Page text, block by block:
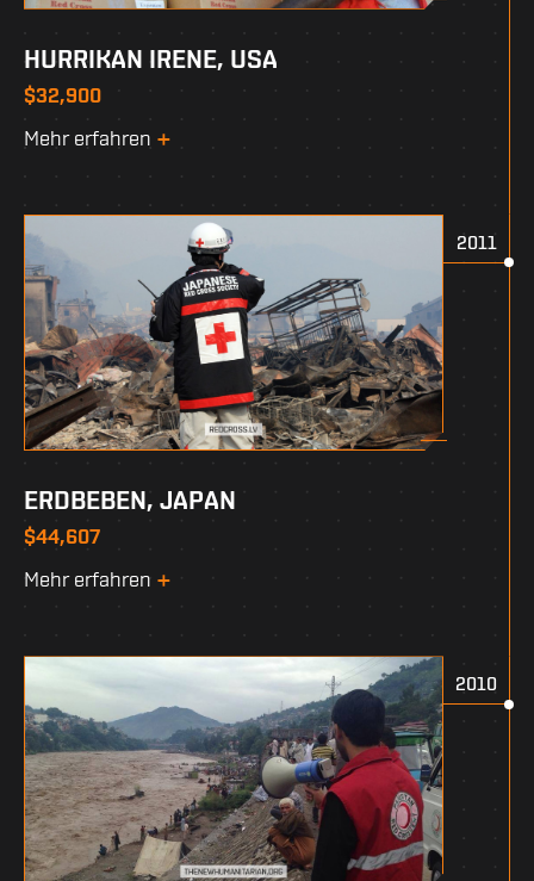
HURRIKAN IRENE, USA
$32,900
Mehr erfahren
2011
ERDBEBEN, JAPAN
$44,607
Mehr erfahren
2010